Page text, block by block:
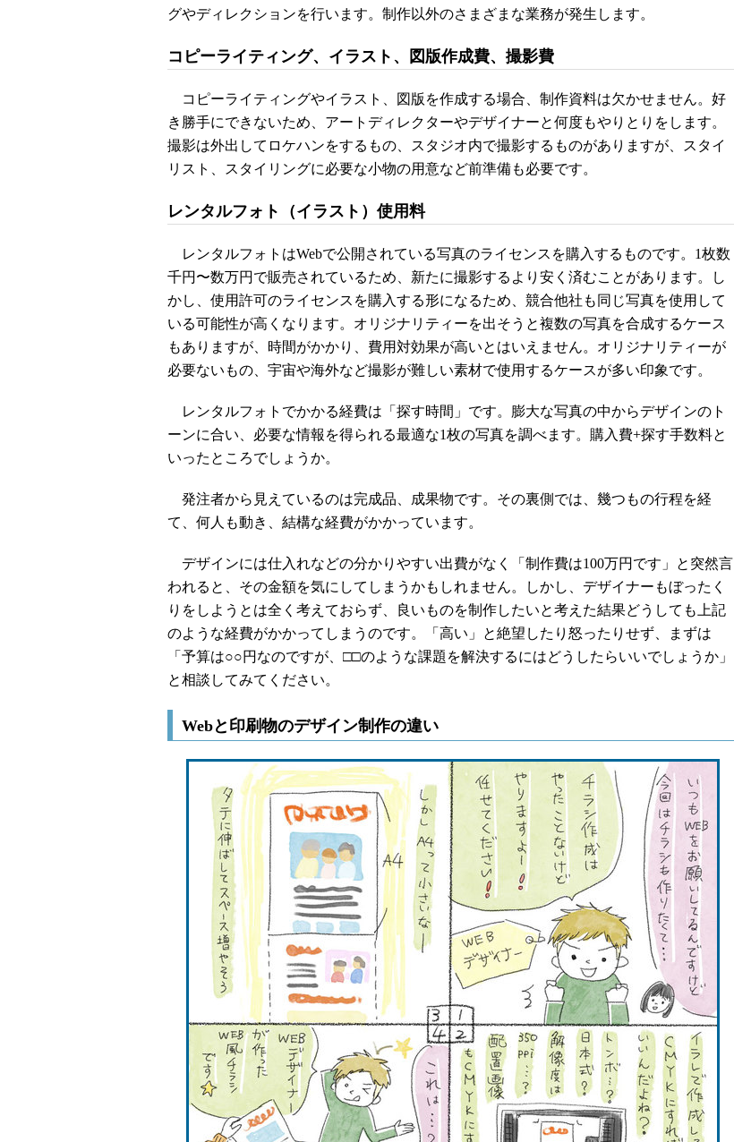
グやディレクションを行います。制作以外のさまざまな業務が発生します。
コピーライティング、イラスト、図版作成費、撮影費
コピーライティングやイラスト、図版を作成する場合、制作資料は欠かせません。好
き勝手にできないため、アートディレクターやデザイナーと何度もやりとりをします。
撮影は外出してロケハンをするもの、スタジオ内で撮影するものがありますが、スタイ
リスト、スタイリングに必要な小物の用意など前準備も必要です。
レンタルフォト（イラスト）使用料
レンタルフォトはWebで公開されている写真のライセンスを購入するものです。1枚数
千円〜数万円で販売されているため、新たに撮影するより安く済むことがあります。し
かし、使用許可のライセンスを購入する形になるため、競合他社も同じ写真を使用して
いる可能性が高くなります。オリジナリティーを出そうと複数の写真を合成するケース
もありますが、時間がかかり、費用対効果が高いとはいえません。オリジナリティーが
必要ないもの、宇宙や海外など撮影が難しい素材で使用するケースが多い印象です。
レンタルフォトでかかる経費は「探す時間」です。膨大な写真の中からデザインのト
ーンに合い、必要な情報を得られる最適な1枚の写真を調べます。購入費+探す手数料と
いったところでしょうか。
発注者から見えているのは完成品、成果物です。その裏側では、幾つもの行程を経
て、何人も動き、結構な経費がかかっています。
デザインには仕入れなどの分かりやすい出費がなく「制作費は100万円です」と突然言
われると、その金額を気にしてしまうかもしれません。しかし、デザイナーもぼったく
りをしようとは全く考えておらず、良いものを制作したいと考えた結果どうしても上記
のような経費がかかってしまうのです。「高い」と絶望したり怒ったりせず、まずは
「予算は○○円なのですが、□□のような課題を解決するにはどうしたらいいでしょうか」
と相談してみてください。
Webと印刷物のデザイン制作の違い